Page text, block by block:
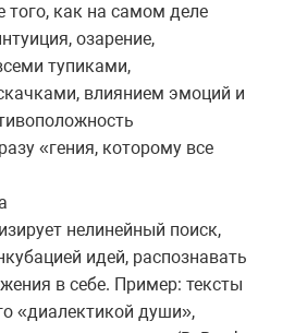
того, как на самом деле
озарение,
тупиками,
влиянием эмоций и
«гения, которому все
нелинейный поиск,
идей, распознавать
в себе. Пример: тексты
«диалектикой души»,